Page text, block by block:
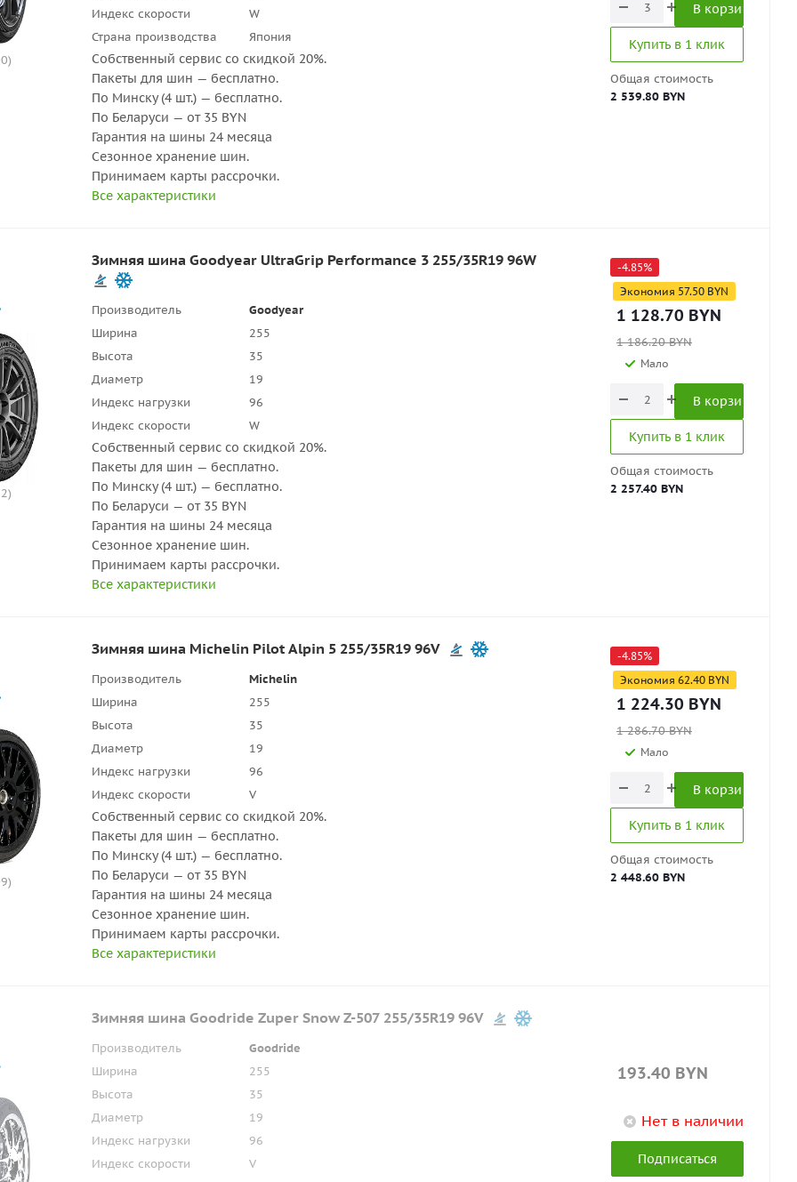
Индекс скорости
W
Страна производства
Япония
Собственный сервис со скидкой 20%.
Пакеты для шин — бесплатно.
По Минску (4 шт.) — бесплатно.
По Беларуси — от 35 BYN
Гарантия на шины 24 месяца
Сезонное хранение шин.
Принимаем карты рассрочки.
Все характеристики
В корзину
Купить в 1 клик
Общая стоимость
2 539.80 BYN
Зимняя шина Goodyear UltraGrip Performance 3 255/35R19 96W
Производитель
Goodyear
Ширина
255
Высота
35
Диаметр
19
Индекс нагрузки
96
Индекс скорости
W
Собственный сервис со скидкой 20%.
Пакеты для шин — бесплатно.
По Минску (4 шт.) — бесплатно.
По Беларуси — от 35 BYN
Гарантия на шины 24 месяца
Сезонное хранение шин.
Принимаем карты рассрочки.
Все характеристики
-4.85%
Экономия 57.50 BYN
1 128.70 BYN
1 186.20BYN
Мало
В корзину
Купить в 1 клик
Общая стоимость
2 257.40 BYN
Зимняя шина Michelin Pilot Alpin 5 255/35R19 96V
Производитель
Michelin
Ширина
255
Высота
35
Диаметр
19
Индекс нагрузки
96
Индекс скорости
V
Собственный сервис со скидкой 20%.
Пакеты для шин — бесплатно.
По Минску (4 шт.) — бесплатно.
По Беларуси — от 35 BYN
Гарантия на шины 24 месяца
Сезонное хранение шин.
Принимаем карты рассрочки.
Все характеристики
-4.85%
Экономия 62.40 BYN
1 224.30 BYN
1 286.70BYN
Мало
В корзину
Купить в 1 клик
Общая стоимость
2 448.60 BYN
Зимняя шина Goodride Zuper Snow Z-507 255/35R19 96V
Производитель
Goodride
Ширина
255
Высота
35
Диаметр
19
Индекс нагрузки
96
Индекс скорости
V
193.40 BYN
Нет в наличии
Подписаться